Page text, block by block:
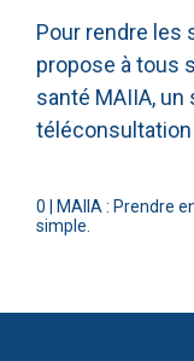
Pour rendre les
propose à tous
santé MAIIA,
0
MAIIA : Prendre
simple.